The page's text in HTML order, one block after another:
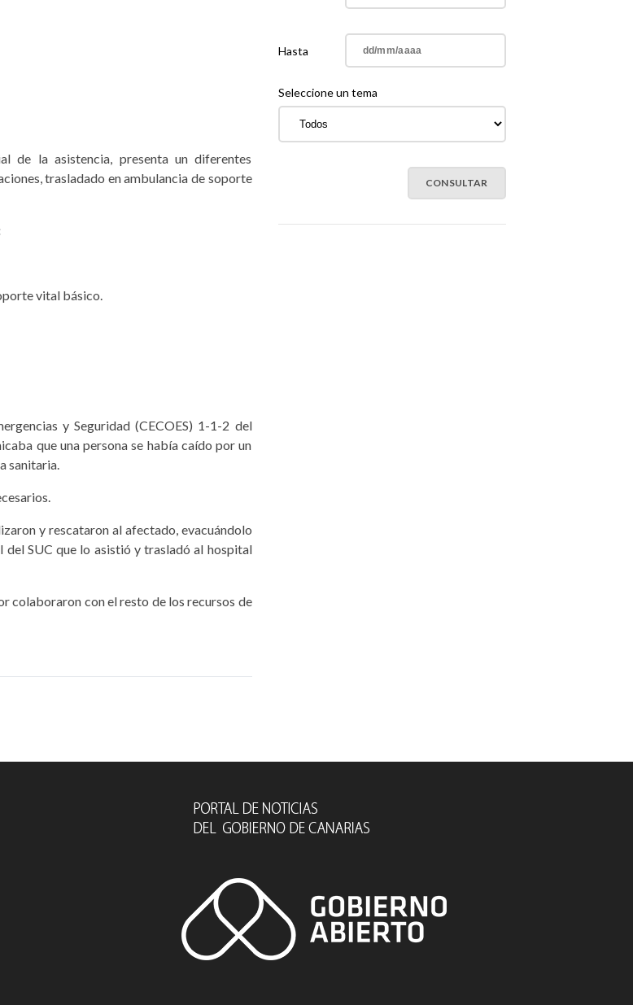
de la asistencia, presenta un diferentes
trasladado en ambulancia de soporte
vital básico.
y Seguridad (CECOES) 1-1-2 del
que una persona se había caído por un
sanitaria.
y rescataron al afectado, evacuándolo
del SUC que lo asistió y trasladó al hospital
colaboraron con el resto de los recursos de
Hasta
Seleccione un tema